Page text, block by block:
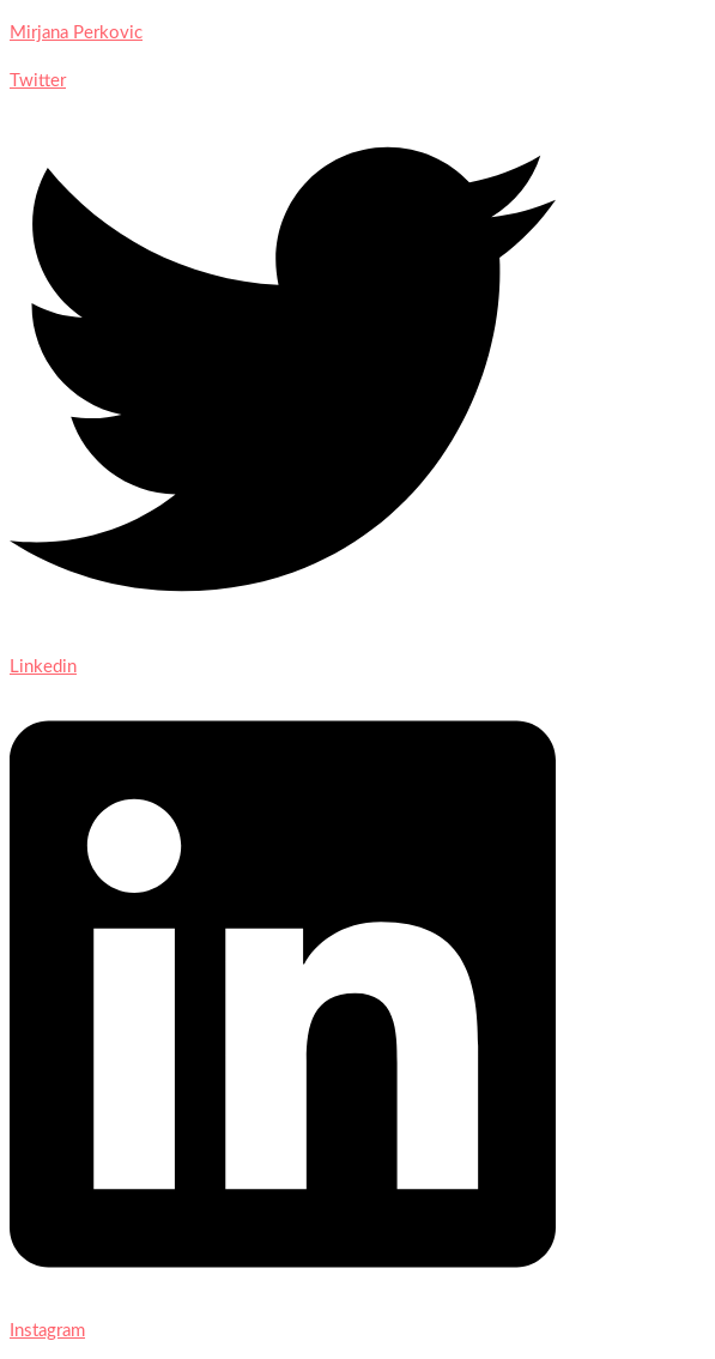
Mirjana Perkovic
Twitter
Linkedin
Instagram